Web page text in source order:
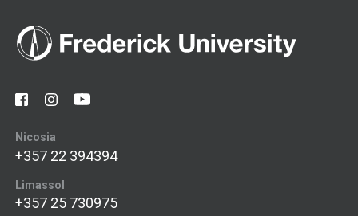
Nicosia
+357 22 394394
Limassol
+357 25 730975